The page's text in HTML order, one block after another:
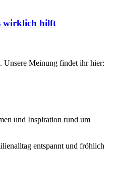
wirklich hilft
Unsere Meinung findet ihr hier:
und Inspiration rund um
entspannt und fröhlich